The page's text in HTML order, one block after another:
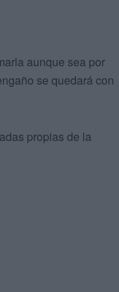
aunque sea por
se quedará con
propias de la